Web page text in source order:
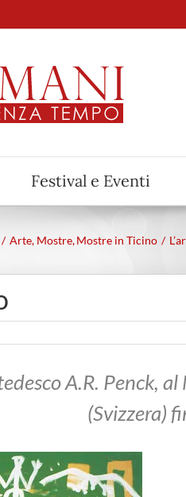
Festival e Eventi
Arte Mostre Mostre in Ticino
A.R. Penck, al
(Svizzera)